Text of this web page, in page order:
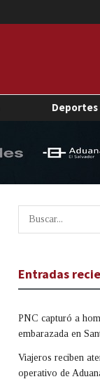
Deportes
Entradas
PNC capturó a
embarazada en
Viajeros reciben
operativo de